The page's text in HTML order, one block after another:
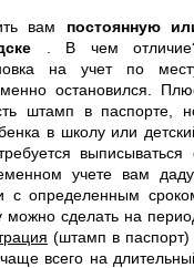
вам постоянную
. В чем
на учет по
остановился.
штамп в паспорте,
в школу или
выписываться
учете вам
с определенным
можно сделать на
(штамп в паспорт)
всего на